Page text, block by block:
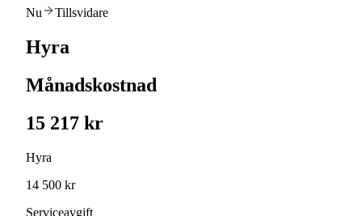
Nu Tillsvidare
Hyra
Månadskostnad
15 217 kr
Hyra
14 500 kr
Serviceavgift